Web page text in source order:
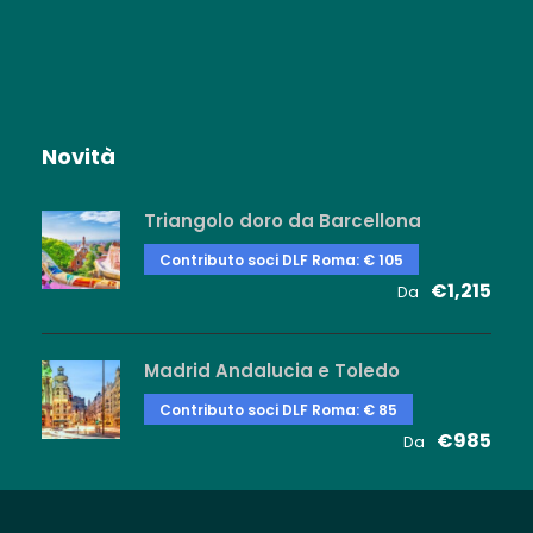
Quota di partecipazione: € 330,00
Supplemento camera singola: € 80,00
CONTRIBUTO AI SOCI DLF ROMA – € 10,00
Novità
Triangolo doro da Barcellona
Contributo soci DLF Roma: € 105
Da €1,215
Madrid Andalucia e Toledo
Contributo soci DLF Roma: € 85
Da €985